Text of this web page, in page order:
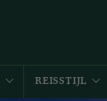
REISSTIJL